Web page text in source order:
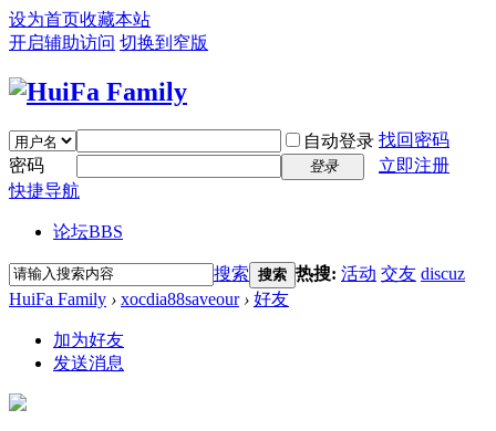
设为首页收藏本站
开启辅助访问 切换到窄版
自动登录 找回密码
密码
登录
立即注册
快捷导航
论坛BBS
搜索 搜索 热搜: 活动 交友 discuz
HuiFa Family › xocdia88saveour › 好友
加为好友
发送消息